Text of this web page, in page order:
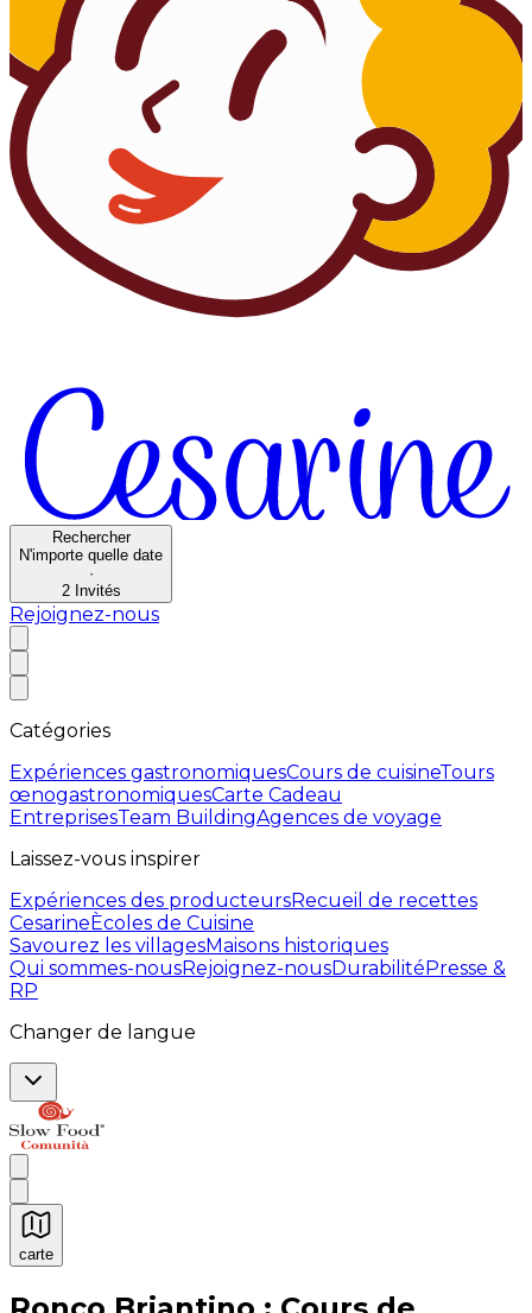
Rechercher
N'importe quelle date
·
2 Invités
Rejoignez-nous
Catégories
Expériences gastronomiquesCours de cuisineTours
œnogastronomiquesCarte Cadeau
EntreprisesTeam BuildingAgences de voyage
Laissez-vous inspirer
Expériences des producteursRecueil de recettes
CesarineÈcoles de Cuisine
Savourez les villagesMaisons historiques
Qui sommes-nousRejoignez-nousDurabilitéPresse &
RP
Changer de langue
carte
Expériences culinaires inoubliables : Expériences